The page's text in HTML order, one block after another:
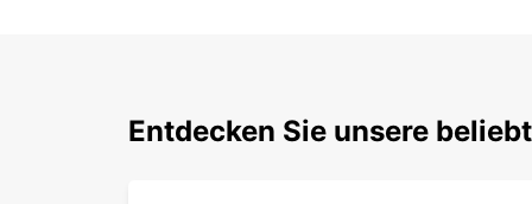
Entdecken Sie unsere